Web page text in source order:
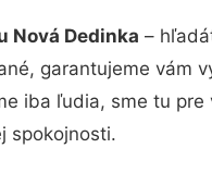
Nová Dedinka –
garantujeme vám
iba ľudia, sme tu
spokojnosti.